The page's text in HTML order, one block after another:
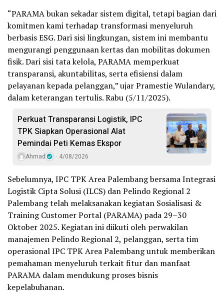
“PARAMA bukan sekadar sistem digital, tetapi bagian dari
komitmen kami terhadap transformasi menyeluruh
berbasis ESG. Dari sisi lingkungan, sistem ini membantu
mengurangi penggunaan kertas dan mobilitas dokumen
fisik. Dari sisi tata kelola, PARAMA memperkuat
transparansi, akuntabilitas, serta efisiensi dalam
pelayanan kepada pelanggan,” ujar Pramestie Wulandary,
dalam keterangan tertulis. Rabu (5/11/2025).
Perkuat Transparansi Logistik, IPC
TPK Siapkan Operasional Alat
Pemindai Peti Kemas Ekspor
Ahmad 4/08/2026
Sebelumnya, IPC TPK Area Palembang bersama Integrasi
Logistik Cipta Solusi (ILCS) dan Pelindo Regional 2
Palembang telah melaksanakan kegiatan Sosialisasi &
Training Customer Portal (PARAMA) pada 29–30
Oktober 2025. Kegiatan ini diikuti oleh perwakilan
manajemen Pelindo Regional 2, pelanggan, serta tim
operasional IPC TPK Area Palembang untuk memberikan
pemahaman menyeluruh terkait fitur dan manfaat
PARAMA dalam mendukung proses bisnis
kepelabuhanan.